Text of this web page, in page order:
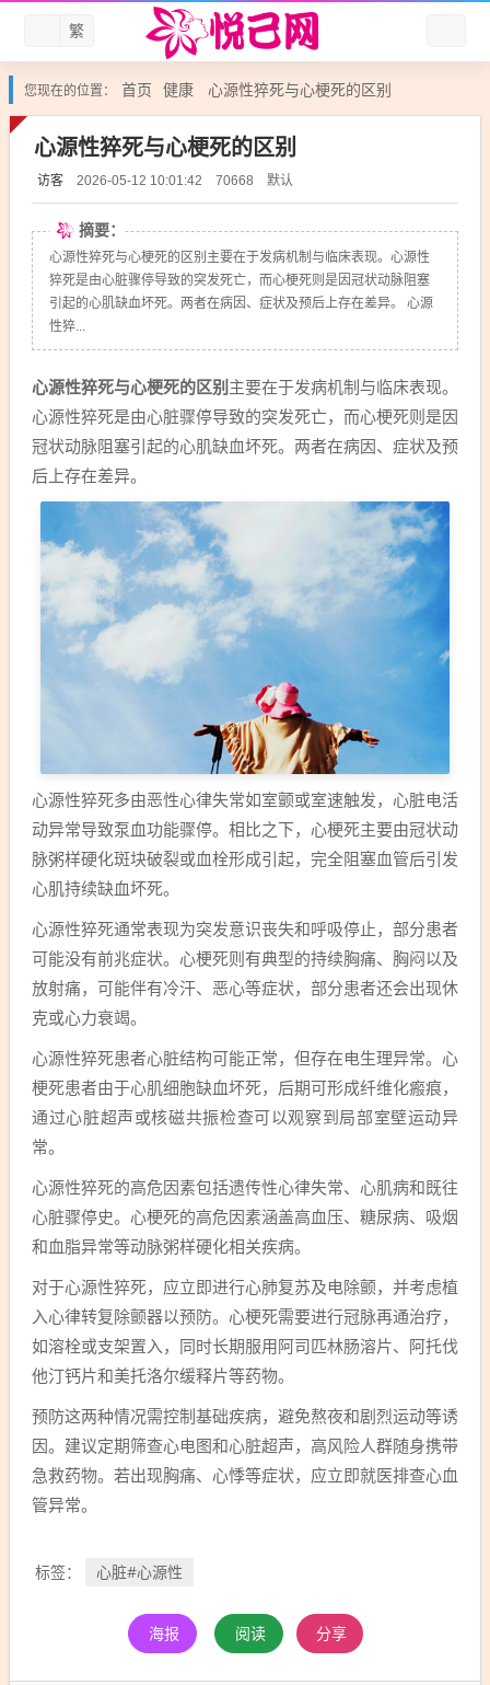
繁
您现在的位置： 首页 健康 心源性猝死与心梗死的区别
心源性猝死与心梗死的区别
访客 2026-05-12 10:01:42 70668 默认
摘要：
心源性猝死与心梗死的区别主要在于发病机制与临床表现。心源性
猝死是由心脏骤停导致的突发死亡，而心梗死则是因冠状动脉阻塞
引起的心肌缺血坏死。两者在病因、症状及预后上存在差异。 心源
性猝...
心源性猝死与心梗死的区别 主要在于发病机制与临床表现。
心源性猝死是由心脏骤停导致的突发死亡，而心梗死则是因
冠状动脉阻塞引起的心肌缺血坏死。两者在病因、症状及预
后上存在差异。
心源性猝死多由恶性心律失常如室颤或室速触发，心脏电活
动异常导致泵血功能骤停。相比之下，心梗死主要由冠状动
脉粥样硬化斑块破裂或血栓形成引起，完全阻塞血管后引发
心肌持续缺血坏死。
心源性猝死通常表现为突发意识丧失和呼吸停止，部分患者
可能没有前兆症状。心梗死则有典型的持续胸痛、胸闷以及
放射痛，可能伴有冷汗、恶心等症状，部分患者还会出现休
克或心力衰竭。
心源性猝死患者心脏结构可能正常，但存在电生理异常。心
梗死患者由于心肌细胞缺血坏死，后期可形成纤维化瘢痕，
通过心脏超声或核磁共振检查可以观察到局部室壁运动异
常。
心源性猝死的高危因素包括遗传性心律失常、心肌病和既往
心脏骤停史。心梗死的高危因素涵盖高血压、糖尿病、吸烟
和血脂异常等动脉粥样硬化相关疾病。
对于心源性猝死，应立即进行心肺复苏及电除颤，并考虑植
入心律转复除颤器以预防。心梗死需要进行冠脉再通治疗，
如溶栓或支架置入，同时长期服用阿司匹林肠溶片、阿托伐
他汀钙片和美托洛尔缓释片等药物。
预防这两种情况需控制基础疾病，避免熬夜和剧烈运动等诱
因。建议定期筛查心电图和心脏超声，高风险人群随身携带
急救药物。若出现胸痛、心悸等症状，应立即就医排查心血
管异常。
标签： 心脏#心源性
海报 阅读 分享